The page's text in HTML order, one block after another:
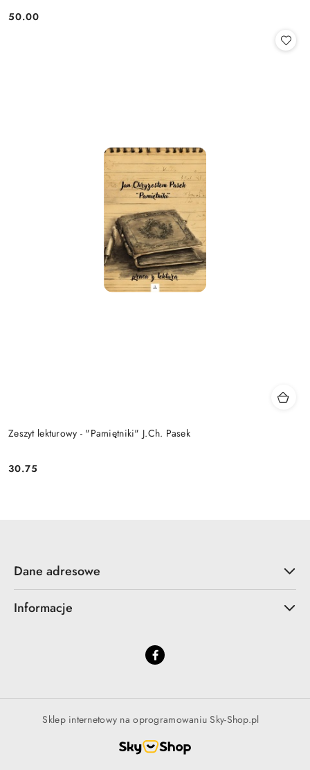
Cena:
50.00
Zeszyt lekturowy - "Pamiętniki" J.Ch. Pasek
Cena:
30.75
Dane adresowe
Informacje
Sklep internetowy na oprogramowaniu Sky-Shop.pl